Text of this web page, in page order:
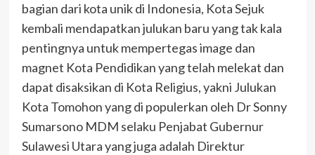
bagian dari kota unik di Indonesia, Kota Sejuk
kembali mendapatkan julukan baru yang tak kala
pentingnya untuk mempertegas image dan
magnet Kota Pendidikan yang telah melekat dan
dapat disaksikan di Kota Religius, yakni Julukan
Kota Tomohon yang di populerkan oleh Dr Sonny
Sumarsono MDM selaku Penjabat Gubernur
Sulawesi Utara yang juga adalah Direktur